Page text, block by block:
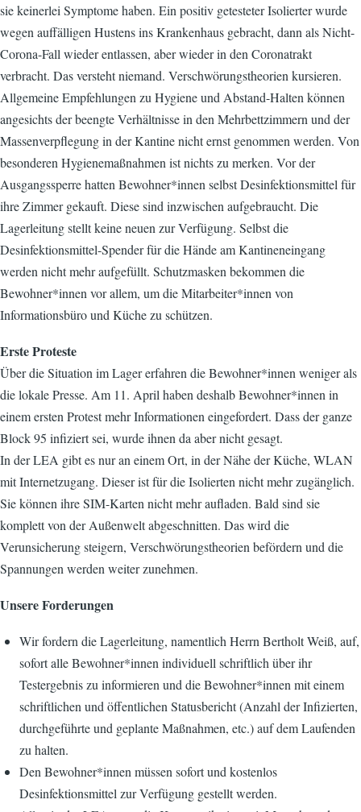
sie keinerlei Symptome haben. Ein positiv getesteter Isolierter wurde
wegen auffälligen Hustens ins Krankenhaus gebracht, dann als Nicht-
Corona-Fall wieder entlassen, aber wieder in den Coronatrakt
verbracht. Das versteht niemand. Verschwörungstheorien kursieren.
Allgemeine Empfehlungen zu Hygiene und Abstand-Halten können
angesichts der beengte Verhältnisse in den Mehrbettzimmern und der
Massenverpflegung in der Kantine nicht ernst genommen werden. Von
besonderen Hygienemaßnahmen ist nichts zu merken. Vor der
Ausgangssperre hatten Bewohner*innen selbst Desinfektionsmittel für
ihre Zimmer gekauft. Diese sind inzwischen aufgebraucht. Die
Lagerleitung stellt keine neuen zur Verfügung. Selbst die
Desinfektionsmittel-Spender für die Hände am Kantineneingang
werden nicht mehr aufgefüllt. Schutzmasken bekommen die
Bewohner*innen vor allem, um die Mitarbeiter*innen von
Informationsbüro und Küche zu schützen.
Erste Proteste
Über die Situation im Lager erfahren die Bewohner*innen weniger als
die lokale Presse. Am 11. April haben deshalb Bewohner*innen in
einem ersten Protest mehr Informationen eingefordert. Dass der ganze
Block 95 infiziert sei, wurde ihnen da aber nicht gesagt.
In der LEA gibt es nur an einem Ort, in der Nähe der Küche, WLAN
mit Internetzugang. Dieser ist für die Isolierten nicht mehr zugänglich.
Sie können ihre SIM-Karten nicht mehr aufladen. Bald sind sie
komplett von der Außenwelt abgeschnitten. Das wird die
Verunsicherung steigern, Verschwörungstheorien befördern und die
Spannungen werden weiter zunehmen.
Unsere Forderungen
Wir fordern die Lagerleitung, namentlich Herrn Bertholt Weiß, auf,
sofort alle Bewohner*innen individuell schriftlich über ihr
Testergebnis zu informieren und die Bewohner*innen mit einem
schriftlichen und öffentlichen Statusbericht (Anzahl der Infizierten,
durchgeführte und geplante Maßnahmen, etc.) auf dem Laufenden
zu halten.
Den Bewohner*innen müssen sofort und kostenlos
Desinfektionsmittel zur Verfügung gestellt werden.